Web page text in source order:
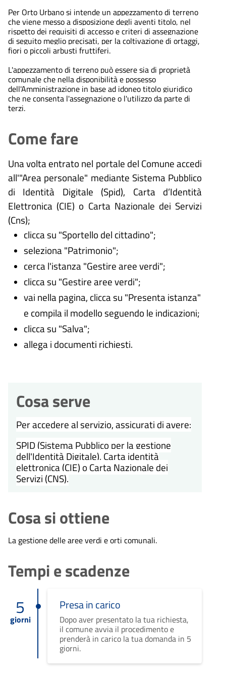
Per Orto Urbano si intende un appezzamento di terreno
che viene messo a disposizione degli aventi titolo, nel
rispetto dei requisiti di accesso e criteri di assegnazione
di seguito meglio precisati, per la coltivazione di ortaggi,
fiori o piccoli arbusti fruttiferi.
L'appezzamento di terreno può essere sia di proprietà
comunale che nella disponibilità e possesso
dell'Amministrazione in base ad idoneo titolo giuridico
che ne consenta l'assegnazione o l'utilizzo da parte di
terzi.
Come fare
Una volta entrato nel portale del Comune accedi
all'"Area personale" mediante Sistema Pubblico
di Identità Digitale (Spid), Carta d’Identità
Elettronica (CIE) o Carta Nazionale dei Servizi
(Cns);
clicca su "Sportello del cittadino";
seleziona "Patrimonio";
cerca l'istanza "Gestire aree verdi";
clicca su "Gestire aree verdi";
vai nella pagina, clicca su "Presenta istanza"
e compila il modello seguendo le indicazioni;
clicca su "Salva";
allega i documenti richiesti.
Cosa serve
Per accedere al servizio, assicurati di avere:
SPID (Sistema Pubblico per la gestione
dell'Identità Digitale), Carta identità
elettronica (CIE) o Carta Nazionale dei
Servizi (CNS).
Cosa si ottiene
La gestione delle aree verdi e orti comunali.
Tempi e scadenze
5
giorni
Presa in carico
Dopo aver presentato la tua richiesta,
il comune avvia il procedimento e
prenderà in carico la tua domanda in 5
giorni.